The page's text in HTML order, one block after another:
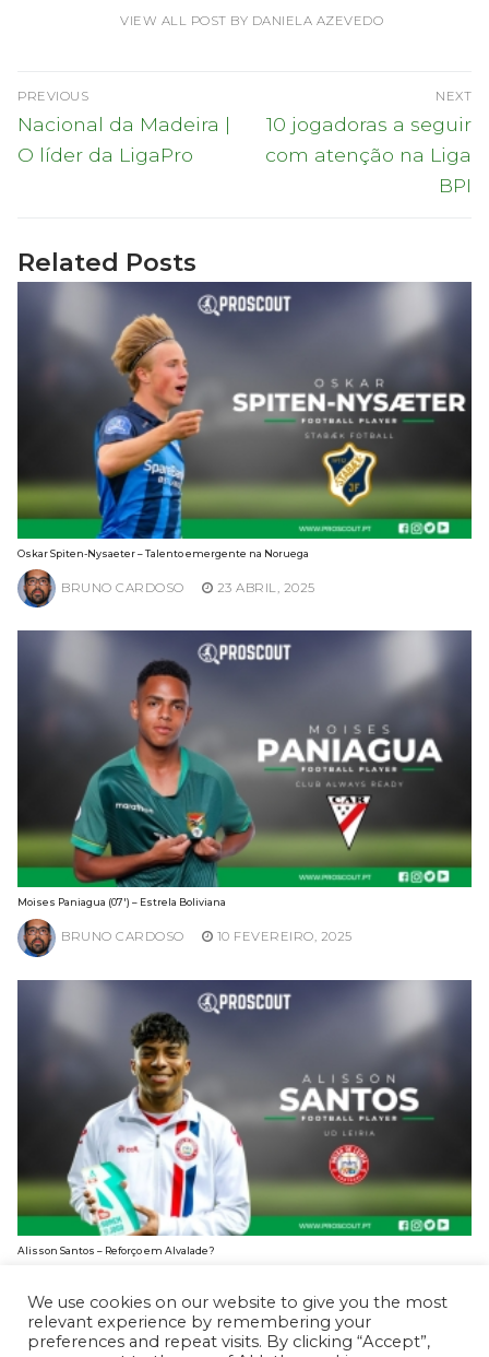
VIEW ALL POST BY DANIELA AZEVEDO
Navegação
de
artigos
PREVIOUS
Previous
post:
Nacional da Madeira |
O líder da LigaPro
NEXT
Next
post:
10 jogadoras a seguir
com atenção na Liga
BPI
Related Posts
Oskar Spiten-Nysaeter – Talento emergente na Noruega
BRUNO CARDOSO 23 ABRIL, 2025
Moises Paniagua (07′) – Estrela Boliviana
BRUNO CARDOSO 10 FEVEREIRO, 2025
Alisson Santos – Reforço em Alvalade?
We use cookies on our website to give you the most
relevant experience by remembering your
preferences and repeat visits. By clicking “Accept”,